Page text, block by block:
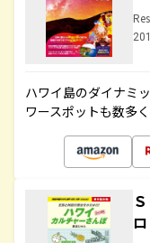
ハワイ島のダイナミ
ワースポットも数多